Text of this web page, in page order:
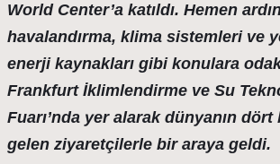
World Center’a katıldı. Hemen
havalandırma, klima sistemleri ve
enerji kaynakları gibi konulara
Frankfurt İklimlendirme ve Su
Fuarı’nda yer alarak dünyanın dört
gelen ziyaretçilerle bir araya geldi.